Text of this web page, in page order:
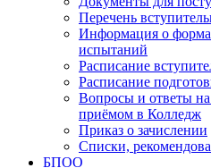
Перечень
Информация о
испытаний
Расписание
Расписание
Вопросы и ответы
приёмом в Колледж
Приказ о зачислении
Списки,
БПОО